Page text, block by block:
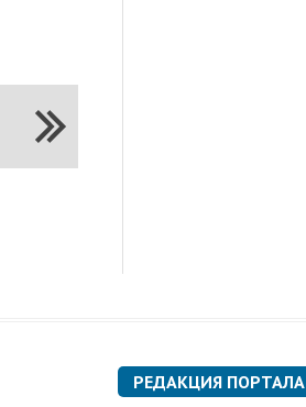
РЕДАКЦИЯ ПОРТАЛА